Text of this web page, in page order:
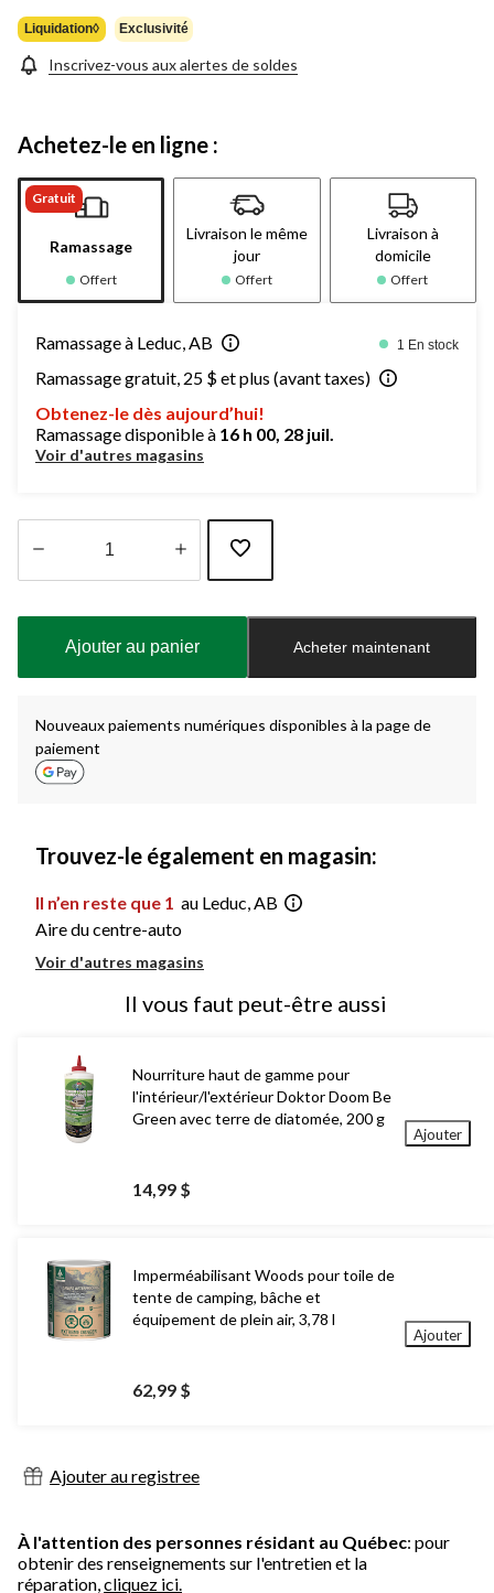
Liquidation◊ Exclusivité
Inscrivez-vous aux alertes de soldes
Achetez-le en ligne :
Gratuit
Ramassage
Offert
Livraison le même
jour
Offert
Livraison à
domicile
Offert
Ramassage à Leduc, AB 1 En stock
Ramassage gratuit, 25 $ et plus (avant taxes)
Obtenez-le dès aujourd’hui!
Ramassage disponible à 16 h 00, 28 juil.
Voir d'autres magasins
à
Ajouter au panier Acheter maintenant
Nouveaux paiements numériques disponibles à la page de
paiement
Trouvez-le également en magasin:
Il n’en reste que 1 au Leduc, AB
Aire du centre-auto
Voir d'autres magasins
Il vous faut peut-être aussi
Nourriture haut de gamme pour
l'intérieur/l'extérieur Doktor Doom Be
Green avec terre de diatomée, 200 g
14,99 $
Ajouter
Imperméabilisant Woods pour toile de
tente de camping, bâche et
équipement de plein air, 3,78 l
62,99 $
Ajouter
Ajouter au registree
À l'attention des personnes résidant au Québec: pour
obtenir des renseignements sur l'entretien et la
réparation,cliquez ici.